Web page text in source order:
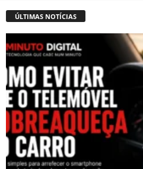
ÚLTIMAS NOTÍCIAS